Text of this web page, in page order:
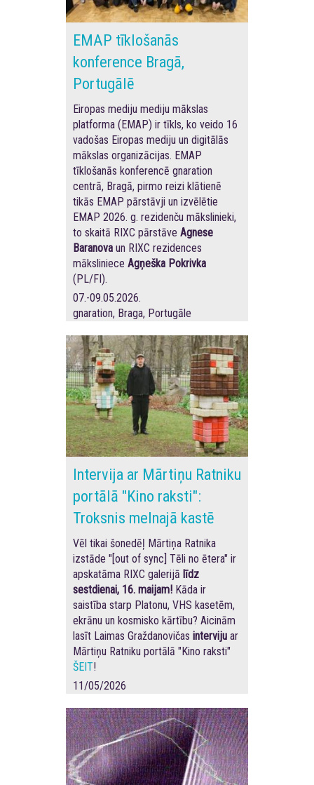
EMAP tīklošanās
konference Bragā,
Portugālē
Eiropas mediju mediju mākslas
platforma (EMAP) ir tīkls, ko veido 16
vadošas Eiropas mediju un digitālās
mākslas organizācijas. EMAP
tīklošanās konferencē gnaration
centrā, Bragā, pirmo reizi klātienē
tikās EMAP pārstāvji un izvēlētie
EMAP 2026. g. rezidenču mākslinieki,
to skaitā RIXC pārstāve Agnese
Baranova un RIXC rezidences
māksliniece Agņeška Pokrivka
(PL/FI).
07.-09.05.2026.
gnaration, Braga, Portugāle
Intervija ar Mārtiņu Ratniku
portālā "Kino raksti":
Troksnis melnajā kastē
Vēl tikai šonedēļ Mārtiņa Ratnika
izstāde "[out of sync] Tēli no ētera" ir
apskatāma RIXC galerijā līdz
sestdienai, 16. maijam! Kāda ir
saistība starp Platonu, VHS kasetēm,
ekrānu un kosmisko kārtību? Aicinām
lasīt Laimas Graždanovičas interviju ar
Mārtiņu Ratniku portālā "Kino raksti"
ŠEIT!
11/05/2026